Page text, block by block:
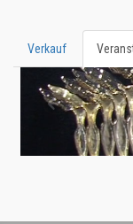
Verkauf